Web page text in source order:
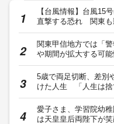
【台風情報】台風15
直撃する恐れ 関東
関東甲信地方では「
や期間が拡大する可
5歳で両足切断、差別
けた人生 「人生は
愛子さま、学習院幼
は天皇皇后両陛下が